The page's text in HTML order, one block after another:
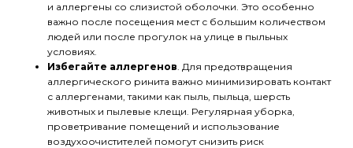
и аллергены со слизистой оболочки. Это особенно
важно после посещения мест с большим количеством
людей или после прогулок на улице в пыльных
условиях.
Избегайте аллергенов. Для предотвращения
аллергического ринита важно минимизировать контакт
с аллергенами, такими как пыль, пыльца, шерсть
животных и пылевые клещи. Регулярная уборка,
проветривание помещений и использование
воздухоочистителей помогут снизить риск